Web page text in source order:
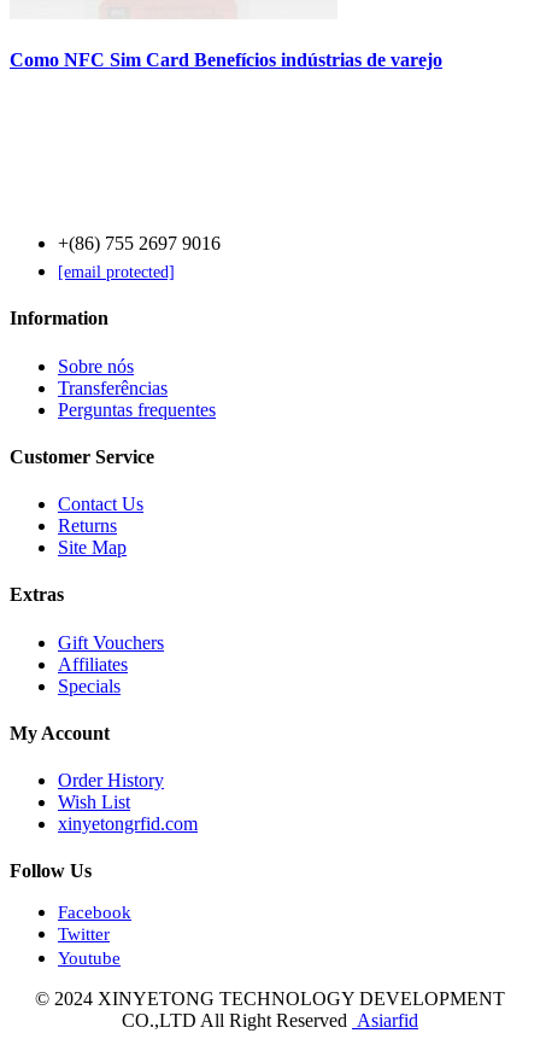
Como NFC Sim Card Benefícios indústrias de varejo
+(86) 755 2697 9016
[email protected]
Information
Sobre nós
Transferências
Perguntas frequentes
Customer Service
Contact Us
Returns
Site Map
Extras
Gift Vouchers
Affiliates
Specials
My Account
Order History
Wish List
xinyetongrfid.com
Follow Us
Facebook
Twitter
Youtube
© 2024 XINYETONG TECHNOLOGY DEVELOPMENT
CO.,LTD All Right Reserved Asiarfid